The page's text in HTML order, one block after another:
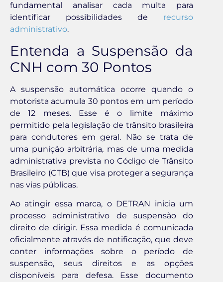
fundamental analisar cada multa para
identificar possibilidades de recurso
administrativo.
Entenda a Suspensão da
CNH com 30 Pontos
A suspensão automática ocorre quando o
motorista acumula 30 pontos em um período
de 12 meses. Esse é o limite máximo
permitido pela legislação de trânsito brasileira
para condutores em geral. Não se trata de
uma punição arbitrária, mas de uma medida
administrativa prevista no Código de Trânsito
Brasileiro (CTB) que visa proteger a segurança
nas vias públicas.
Ao atingir essa marca, o DETRAN inicia um
processo administrativo de suspensão do
direito de dirigir. Essa medida é comunicada
oficialmente através de notificação, que deve
conter informações sobre o período de
suspensão, seus direitos e as opções
disponíveis para defesa. Esse documento